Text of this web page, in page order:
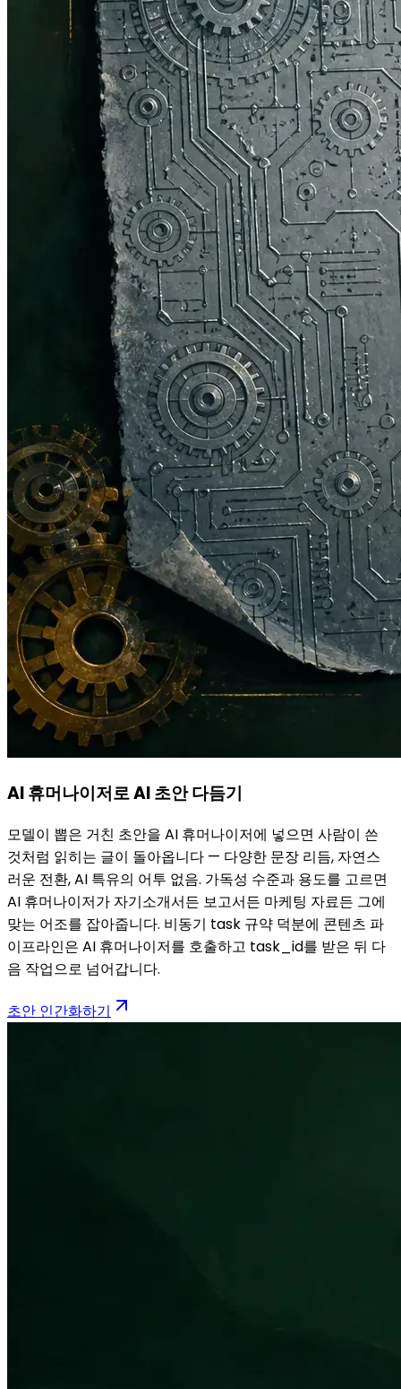
AI 휴머나이저로 AI 초안 다듬기
모델이 뽑은 거친 초안을 AI 휴머나이저에 넣으면 사람이 쓴
것처럼 읽히는 글이 돌아옵니다 — 다양한 문장 리듬, 자연스
러운 전환, AI 특유의 어투 없음. 가독성 수준과 용도를 고르면
AI 휴머나이저가 자기소개서든 보고서든 마케팅 자료든 그에
맞는 어조를 잡아줍니다. 비동기 task 규약 덕분에 콘텐츠 파
이프라인은 AI 휴머나이저를 호출하고 task_id를 받은 뒤 다
음 작업으로 넘어갑니다.
초안 인간화하기